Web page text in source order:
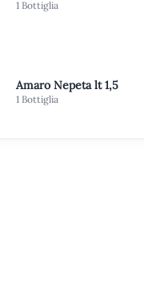
1 Bottiglia
Amaro Nepeta lt 1,5
1 Bottiglia